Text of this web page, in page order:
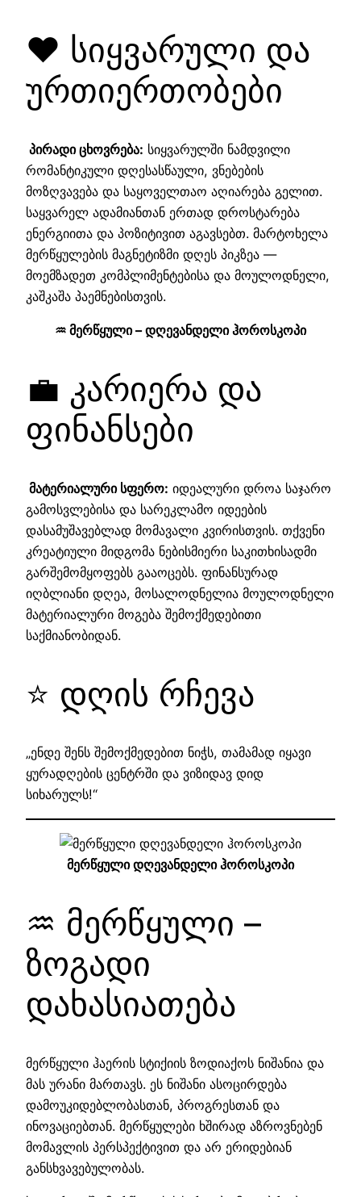
❤️ სიყვარული და
ურთიერთობები
პირადი ცხოვრება: სიყვარულში ნამდვილი
რომანტიკული დღესასწაული, ვნებების
მოზღვავება და საყოველთაო აღიარება გელით.
საყვარელ ადამიანთან ერთად დროსტარება
ენერგიითა და პოზიტივით აგავსებთ. მარტოხელა
მერწყულების მაგნეტიზმი დღეს პიკზეა —
მოემზადეთ კომპლიმენტებისა და მოულოდნელი,
კაშკაშა პაემნებისთვის.
♒ მერწყული – დღევანდელი ჰოროსკოპი
💼 კარიერა და
ფინანსები
მატერიალური სფერო: იდეალური დროა საჯარო
გამოსვლებისა და სარეკლამო იდეების
დასამუშავებლად მომავალი კვირისთვის. თქვენი
კრეატიული მიდგომა ნებისმიერი საკითხისადმი
გარშემომყოფებს გააოცებს. ფინანსურად
იღბლიანი დღეა, მოსალოდნელია მოულოდნელი
მატერიალური მოგება შემოქმედებითი
საქმიანობიდან.
⭐ დღის რჩევა
„ენდე შენს შემოქმედებით ნიჭს, თამამად იყავი
ყურადღების ცენტრში და ვიზიდავ დიდ
სიხარულს!“
მერწყული დღევანდელი ჰოროსკოპი
♒ მერწყული –
ზოგადი
დახასიათება
მერწყული ჰაერის სტიქიის ზოდიაქოს ნიშანია და
მას ურანი მართავს. ეს ნიშანი ასოცირდება
დამოუკიდებლობასთან, პროგრესთან და
ინოვაციებთან. მერწყულები ხშირად აზროვნებენ
მომავლის პერსპექტივით და არ ერიდებიან
განსხვავებულობას.